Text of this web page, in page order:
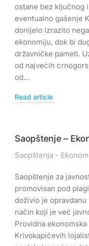
ostane bez ključnog
eventualno gašenje
donijelo izrazito
ekonomiju, dok bi
državničke pameti.
od najvećih
od…
Read article
Saopštenje –
Saopštenja -
Saopštenje za
promovisan pod
doživio je
način koji je već
Providna
Krivokapićevih